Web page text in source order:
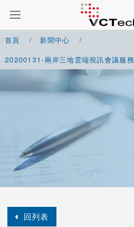
首頁
新聞中心
20200131-兩岸三地雲端視訊會議服務
回列表